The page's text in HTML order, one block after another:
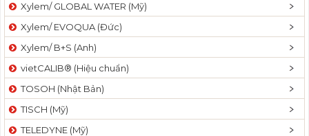
v
a
t
Xylem/ GLOBAL WATER (Mỹ)
Xylem/ EVOQUA (Đức)
Xylem/ B+S (Anh)
vietCALIB® (Hiệu chuẩn)
TOSOH (Nhật Bản)
TISCH (Mỹ)
TELEDYNE (Mỹ)